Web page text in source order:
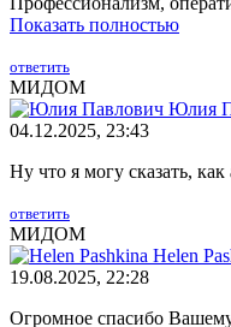
Показать полностью
ответить
МИДОМ
Юлия
04.12.2025, 23:43
Ну что я могу сказать,
ответить
МИДОМ
Helen
19.08.2025, 22:28
Огромное спасибо Вашему